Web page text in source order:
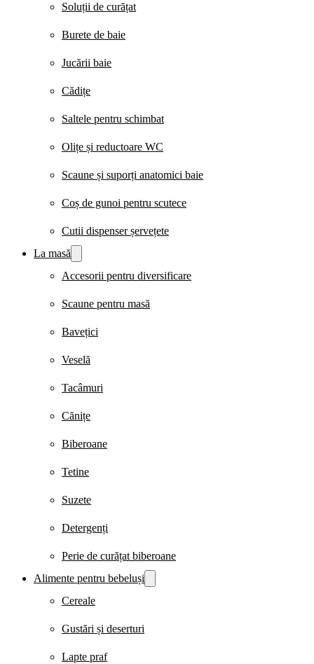
Soluții de curățat
Burete de baie
Jucării baie
Cădițe
Saltele pentru schimbat
Olițe și reductoare WC
Scaune și suporți anatomici baie
Coș de gunoi pentru scutece
Cutii dispenser șervețete
La masă
Accesorii pentru diversificare
Scaune pentru masă
Bavețici
Veselă
Tacâmuri
Cănițe
Biberoane
Tetine
Suzete
Detergenți
Perie de curățat biberoane
Alimente pentru bebeluși
Cereale
Gustări și deserturi
Lapte praf